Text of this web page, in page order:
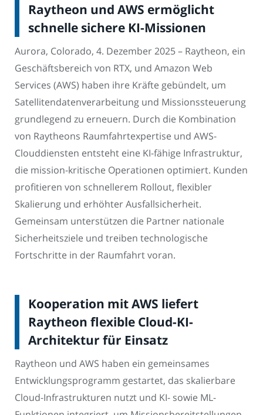
Raytheon und AWS ermöglicht
schnelle sichere KI-Missionen
Aurora, Colorado, 4. Dezember 2025 – Raytheon, ein
Geschäftsbereich von RTX, und Amazon Web
Services (AWS) haben ihre Kräfte gebündelt, um
Satellitendatenverarbeitung und Missionssteuerung
grundlegend zu erneuern. Durch die Kombination
von Raytheons Raumfahrtexpertise und AWS-
Clouddiensten entsteht eine KI-fähige Infrastruktur,
die mission-kritische Operationen optimiert. Kunden
profitieren von schnellerem Rollout, flexibler
Skalierung und erhöhter Ausfallsicherheit.
Gemeinsam unterstützen die Partner nationale
Sicherheitsziele und treiben technologische
Fortschritte in der Raumfahrt voran.
Kooperation mit AWS liefert
Raytheon flexible Cloud-KI-
Architektur für Einsatz
Raytheon und AWS haben ein gemeinsames
Entwicklungsprogramm gestartet, das skalierbare
Cloud-Infrastrukturen nutzt und KI- sowie ML-